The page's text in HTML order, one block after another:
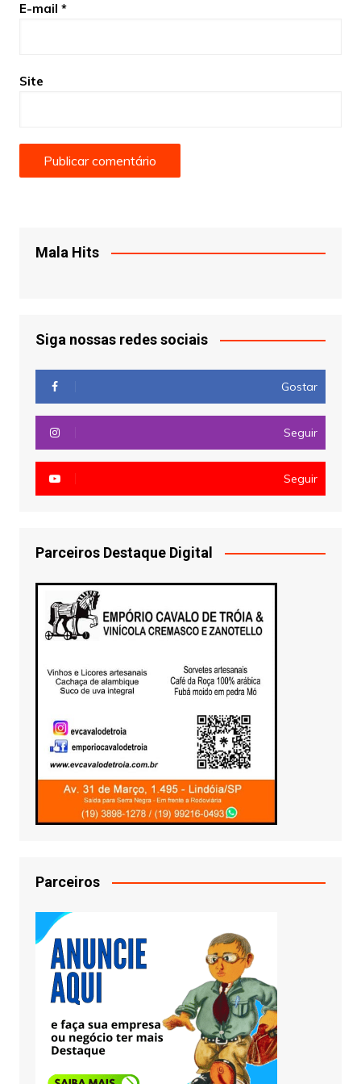
E-mail *
Site
Mala Hits
Siga nossas redes sociais
Gostar
Seguir
Seguir
Parceiros Destaque Digital
Parceiros